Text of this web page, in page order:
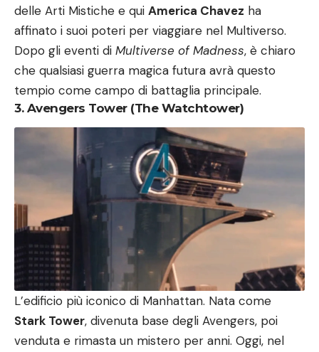
delle Arti Mistiche e qui America Chavez ha
affinato i suoi poteri per viaggiare nel Multiverso.
Dopo gli eventi di Multiverse of Madness, è chiaro
che qualsiasi guerra magica futura avrà questo
tempio come campo di battaglia principale.
3. Avengers Tower (The Watchtower)
L’edificio più iconico di Manhattan. Nata come
Stark Tower, divenuta base degli Avengers, poi
venduta e rimasta un mistero per anni. Oggi, nel